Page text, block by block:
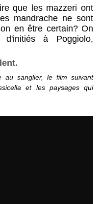
que les mazzeri ont
mandrache ne sont
en être certain? On
d'initiés à Poggiolo,
au sanglier, le film suivant
et les paysages qui